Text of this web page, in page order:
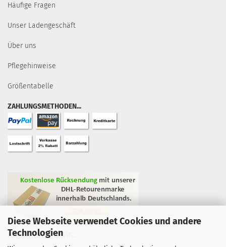
Diese Webseite verwendet Cookies und andere
Technologien
Häufige Fragen
Unser Ladengeschäft
Über uns
Pflegehinweise
Größentabelle
ZAHLUNGSMETHODEN...
GEPRÜFTE QUALITÄT...